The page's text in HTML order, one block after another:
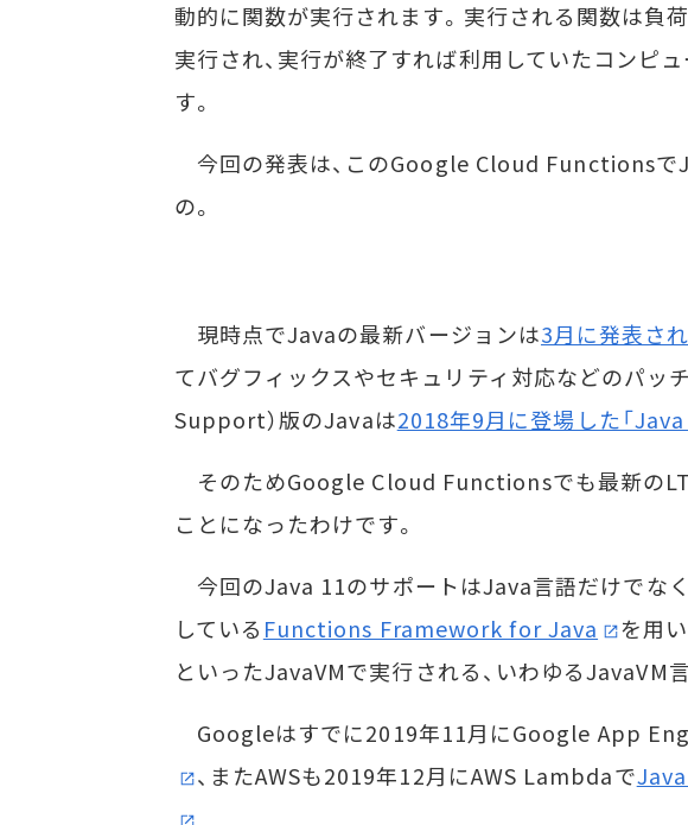
動的に関数が実行されます。実行される関数は負
実行され、実行が終了すれば利用していたコンピ
す。
今回の発表は、このGoogle Cloud Functionsで
の。
現時点でJavaの最新バージョンは3月に発表さ
てバグフィックスやセキュリティ対応などのパッ
Support）版のJavaは2018年9月に登場した「Java
そのためGoogle Cloud Functionsでも最新の
ことになったわけです。
今回のJava 11のサポートはJava言語だけでな
している Functions Framework for Java
を用
といったJavaVMで実行される、いわゆるJavaVM
Googleはすでに2019年11月にGoogle App
、またAWSも2019年12月にAWS Lambdaで